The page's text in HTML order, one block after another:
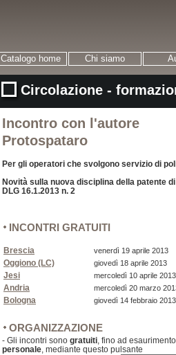
Catalogo home Chi siamo
Circolazione -
Incontro con l'autore
Protospataro
Per gli operatori che svolgono servizio di
Novità sulla nuova disciplina della patente
DLG 16.1.2013 n. 2
INCONTRI GRATUITI
Brescia venerdì 19 aprile 2013
Oggiono (LC) giovedì 18 aprile 2013
Jesi mercoledì 10 aprile 2013
Andria mercoledì 20 marzo
Bologna giovedì 14 febbraio 2013
ORGANIZZAZIONE
- Gli incontri sono gratuiti, fino ad
personale, mediante questo pulsante